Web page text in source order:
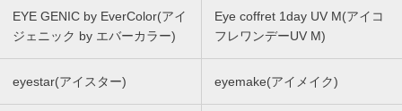
EYE GENIC by EverColor(アイ
ジェニック by エバーカラー)
Eye coffret 1day UV M(アイコ
フレワンデーUV M)
eyestar(アイスター) eyemake(アイメイク)